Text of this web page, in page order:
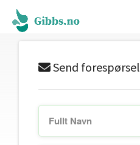
Send forespørsel